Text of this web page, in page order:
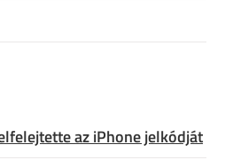
az iPhone jelkódját